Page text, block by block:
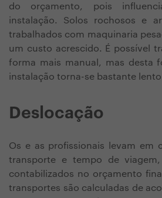
do orçamento, pois
instalação. Solos rochosos e
trabalhados com maquinaria
um custo acrescido. É possível
forma mais manual, mas desta
instalação torna-se bastante
Deslocação
Os e as profissionais levam em
transporte e tempo de
contabilizados no orçamento
transportes são calculadas de